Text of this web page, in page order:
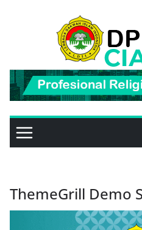
ThemeGrill Demo